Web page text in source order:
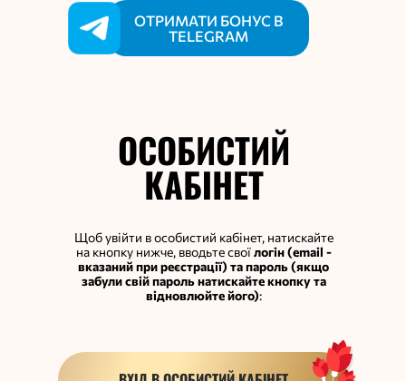
ОСОБИСТИЙ
КАБІНЕТ
Щоб увійти в особистий кабінет, натискайте
на кнопку нижче, вводьте своїлогін (email -
вказаний при реєстрації) та пароль (якщо
забули свій пароль натискайте кнопку та
відновлюйте його):
ОТРИМАТИ БОНУС В
TELEGRAM